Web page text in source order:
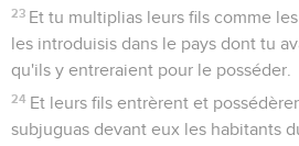
23 Et tu multiplias leurs fils comme
les introduisis dans le pays dont tu
qu'ils y entreraient pour le posséder.
24 Et leurs fils entrèrent et
subjuguas devant eux les habitants